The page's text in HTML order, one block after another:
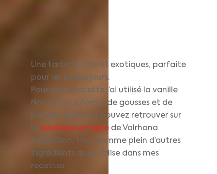
Une tarte fruitée et exotiques, parfaite
pour les beaux jours.
Pour cette recette j’ai utilisé la vanille
Norohy sous forme de gousses et de
poudre, que vous pouvez retrouver sur
la boutique en ligne de Valrhona
Collection, tout comme plein d’autres
ingrédients que j’utilise dans mes
recettes.